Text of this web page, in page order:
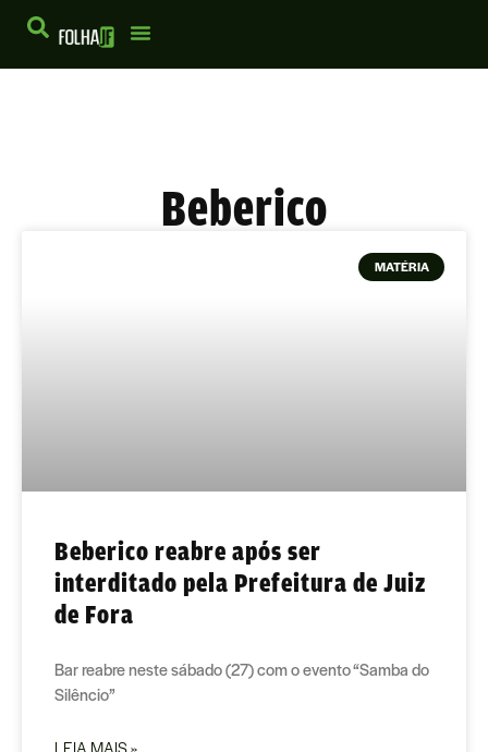
Beberico
MATÉRIA
Beberico reabre após ser
interditado pela Prefeitura de Juiz
de Fora
Bar reabre neste sábado (27) com o evento “Samba do
Silêncio”
LEIA MAIS »